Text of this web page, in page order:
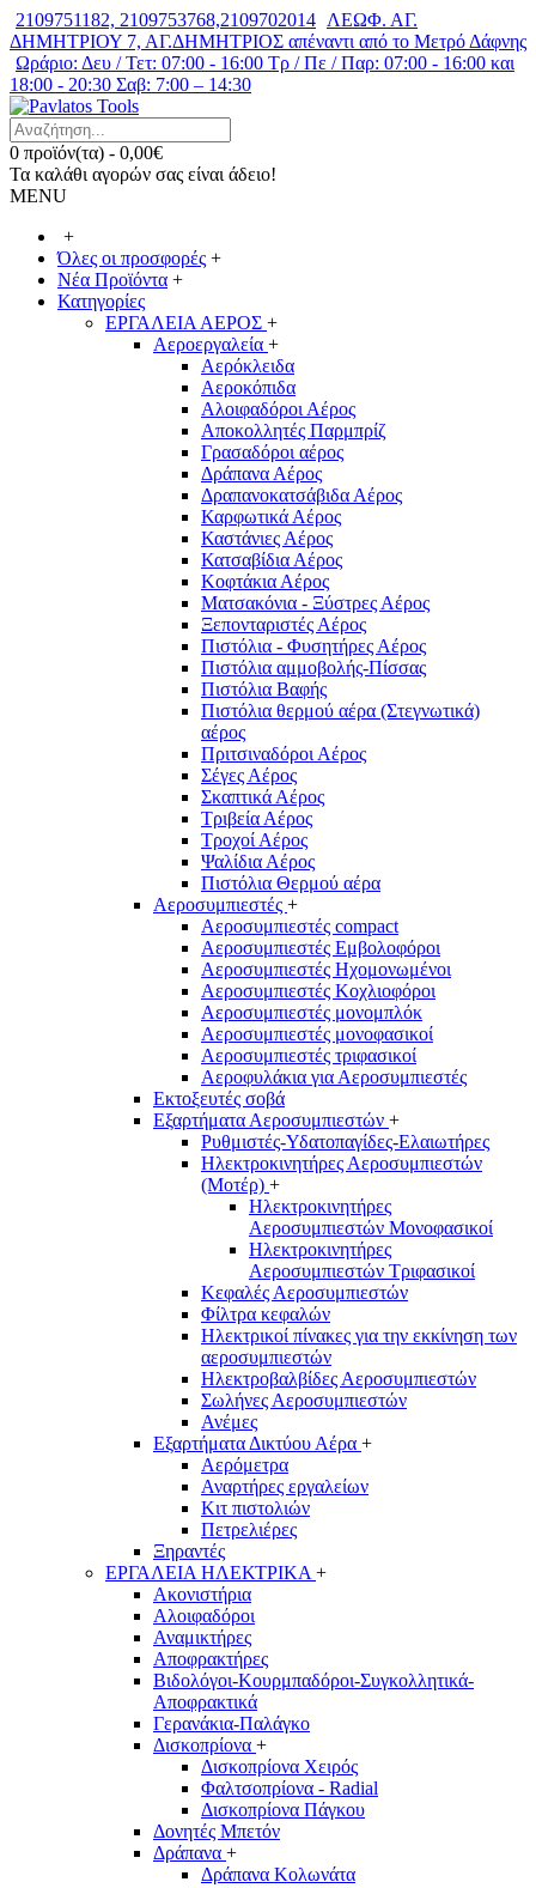
2109751182, 2109753768,2109702014 ΛΕΩΦ. ΑΓ.
ΔΗΜΗΤΡΙΟΥ 7, ΑΓ.ΔΗΜΗΤΡΙΟΣ απέναντι από το Μετρό Δάφνης
Ωράριο: Δευ / Τετ: 07:00 - 16:00 Τρ / Πε / Παρ: 07:00 - 16:00 και
18:00 - 20:30 Σαβ: 7:00 – 14:30
0 προϊόν(τα) - 0,00€
Τα καλάθι αγορών σας είναι άδειο!
MENU
+
Όλες οι προσφορές +
Νέα Προϊόντα +
Κατηγορίες
ΕΡΓΑΛΕΙΑ ΑΕΡΟΣ +
Αεροεργαλεία +
Αερόκλειδα
Αεροκόπιδα
Αλοιφαδόροι Αέρος
Αποκολλητές Παρμπρίζ
Γρασαδόροι αέρος
Δράπανα Αέρος
Δραπανοκατσάβιδα Αέρος
Καρφωτικά Αέρος
Καστάνιες Αέρος
Κατσαβίδια Αέρος
Κοφτάκια Αέρος
Ματσακόνια - Ξύστρες Αέρος
Ξεπονταριστές Αέρος
Πιστόλια - Φυσητήρες Αέρος
Πιστόλια αμμοβολής-Πίσσας
Πιστόλια Βαφής
Πιστόλια θερμού αέρα (Στεγνωτικά)
αέρος
Πριτσιναδόροι Αέρος
Σέγες Αέρος
Σκαπτικά Αέρος
Τριβεία Αέρος
Τροχοί Αέρος
Ψαλίδια Αέρος
Πιστόλια Θερμού αέρα
Αεροσυμπιεστές +
Αεροσυμπιεστές compact
Αεροσυμπιεστές Εμβολοφόροι
Αεροσυμπιεστές Ηχομονωμένοι
Αεροσυμπιεστές Κοχλιοφόροι
Αεροσυμπιεστές μονομπλόκ
Αεροσυμπιεστές μονοφασικοί
Αεροσυμπιεστές τριφασικοί
Αεροφυλάκια για Αεροσυμπιεστές
Εκτοξευτές σοβά
Εξαρτήματα Αεροσυμπιεστών +
Ρυθμιστές-Υδατοπαγίδες-Ελαιωτήρες
Ηλεκτροκινητήρες Αεροσυμπιεστών
(Μοτέρ) +
Ηλεκτροκινητήρες
Αεροσυμπιεστών Μονοφασικοί
Ηλεκτροκινητήρες
Αεροσυμπιεστών Τριφασικοί
Κεφαλές Αεροσυμπιεστών
Φίλτρα κεφαλών
Ηλεκτρικοί πίνακες για την εκκίνηση των
αεροσυμπιεστών
Ηλεκτροβαλβίδες Αεροσυμπιεστών
Σωλήνες Αεροσυμπιεστών
Ανέμες
Εξαρτήματα Δικτύου Αέρα +
Αερόμετρα
Αναρτήρες εργαλείων
Κιτ πιστολιών
Πετρελιέρες
Ξηραντές
ΕΡΓΑΛΕΙΑ ΗΛΕΚΤΡΙΚΑ +
Ακονιστήρια
Αλοιφαδόροι
Αναμικτήρες
Αποφρακτήρες
Βιδολόγοι-Κουρμπαδόροι-Συγκολλητικά-
Αποφρακτικά
Γερανάκια-Παλάγκο
Δισκοπρίονα +
Δισκοπρίονα Χειρός
Φαλτσοπρίονα - Radial
Δισκοπρίονα Πάγκου
Δονητές Μπετόν
Δράπανα +
Δράπανα Κολωνάτα